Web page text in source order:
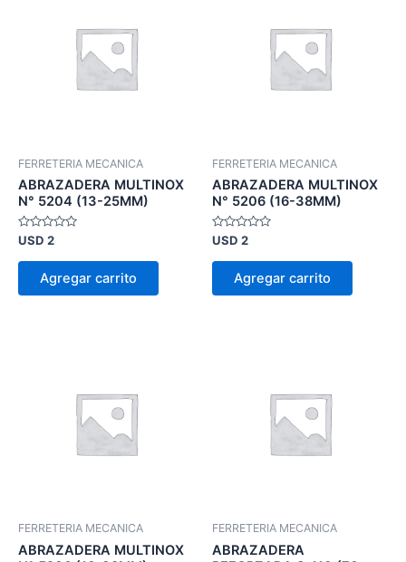
FERRETERIA MECANICA
ABRAZADERA MULTINOX
N° 5204 (13-25MM)
Valorado
0
USD 2
Agregar carrito
FERRETERIA MECANICA
ABRAZADERA MULTINOX
N° 5206 (16-38MM)
Valorado
0
USD 2
Agregar carrito
FERRETERIA MECANICA
ABRAZADERA MULTINOX
FERRETERIA MECANICA
ABRAZADERA